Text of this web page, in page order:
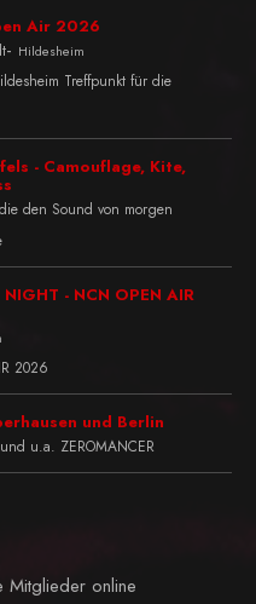
Air 2026
- Hildesheim
Treffpunkt für die
- Camouflage, Kite,
den Sound von morgen
NIGHT - NCN OPEN AIR
2026
und Berlin
u.a. ZEROMANCER
Mitglieder online